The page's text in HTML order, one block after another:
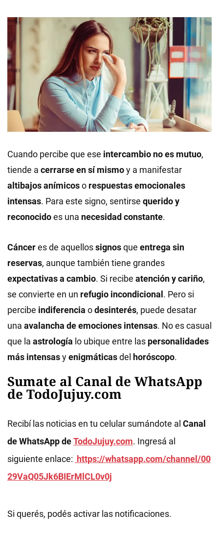
Cuando percibe que ese intercambio no es mutuo,
tiende a cerrarse en sí mismoy a manifestar
altibajos anímicoso respuestas emocionales
intensas. Para este signo, sentirse querido y
reconocidoes una necesidad constante.
Cánceres de aquellossignosque entrega sin
reservas, aunque también tiene grandes
expectativas a cambio. Si recibe atención y cariño,
se convierte en un refugio incondicional . Pero si
percibe indiferencia odesinterés, puede desatar
una avalancha de emociones intensas. No es casual
que la astrología lo ubique entre las personalidades
más intensasyenigmáticasdel horóscopo.
Sumate al Canal de WhatsApp
de TodoJujuy.com
Recibí las noticias en tu celular sumándote al Canal
de WhatsApp deTodoJujuy.com. Ingresá al
siguiente enlace: https://whatsapp.com/channel/00
29VaQ05Jk6BIErMlCL0v0j
Si querés, podés activar las notificaciones.